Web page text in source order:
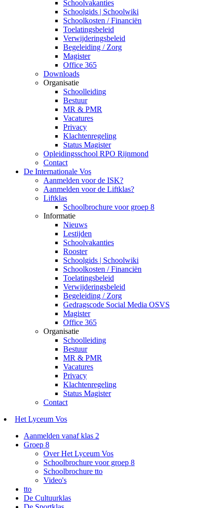
Schoolvakanties
Schoolgids | Schoolwiki
Schoolkosten / Financiën
Toelatingsbeleid
Verwijderingsbeleid
Begeleiding / Zorg
Magister
Office 365
Downloads
Organisatie
Schoolleiding
Bestuur
MR & PMR
Vacatures
Privacy
Klachtenregeling
Status Magister
Opleidingsschool RPO Rijnmond
Contact
De Internationale Vos
Aanmelden voor de ISK?
Aanmelden voor de Liftklas?
Liftklas
Schoolbrochure voor groep 8
Informatie
Nieuws
Lestijden
Schoolvakanties
Rooster
Schoolgids | Schoolwiki
Schoolkosten / Financiën
Toelatingsbeleid
Verwijderingsbeleid
Begeleiding / Zorg
Gedragscode Social Media OSVS
Magister
Office 365
Organisatie
Schoolleiding
Bestuur
MR & PMR
Vacatures
Privacy
Klachtenregeling
Status Magister
Contact
Het Lyceum Vos
Aanmelden vanaf klas 2
Groep 8
Over Het Lyceum Vos
Schoolbrochure voor groep 8
Schoolbrochure tto
Video's
tto
De Cultuurklas